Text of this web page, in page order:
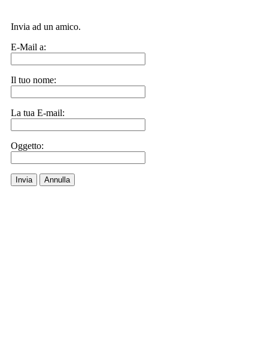
Invia ad un amico.
E-Mail a:
Il tuo nome:
La tua E-mail:
Oggetto:
Invia Annulla